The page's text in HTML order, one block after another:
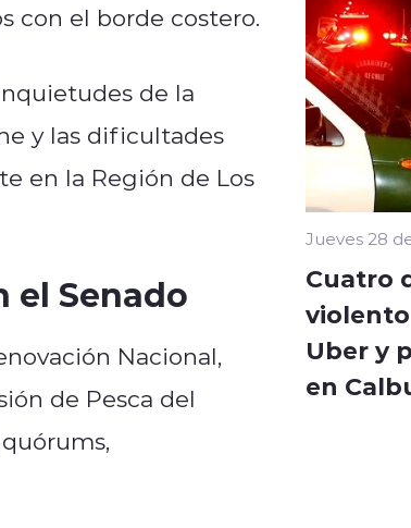
con el borde costero.
de la
y las dificultades
en la Región de Los
el Senado
Nacional,
de Pesca del
Jueves 28
Cuatro
Uber y
en